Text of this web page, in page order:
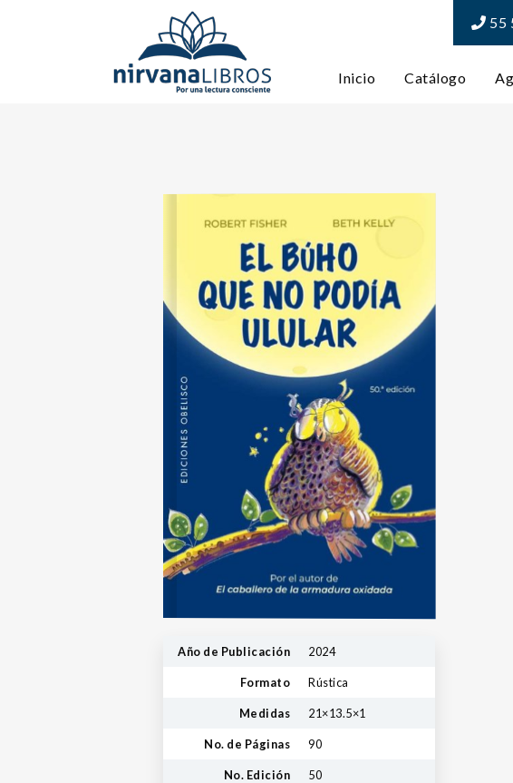
55
Inicio Catálogo
Año de Publicación 2024
Formato Rústica
Medidas 21×13.5×1
No. de Páginas 90
No. Edición 50